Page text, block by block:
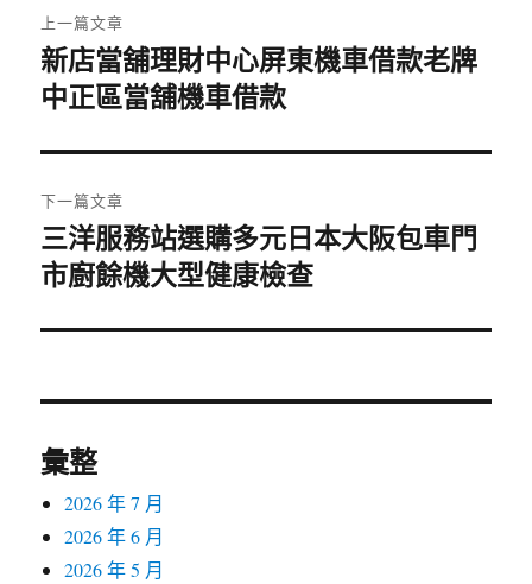
章
導
覽
上一篇文章
上
一
文
章:
新店當舖理財中心屏東機車借款老牌
中正區當舖機車借款
下一篇文章
下
一
文
三洋服務站選購多元日本大阪包車門
市廚餘機大型健康檢查
彙整
2026 年 7 月
2026 年 6 月
2026 年 5 月